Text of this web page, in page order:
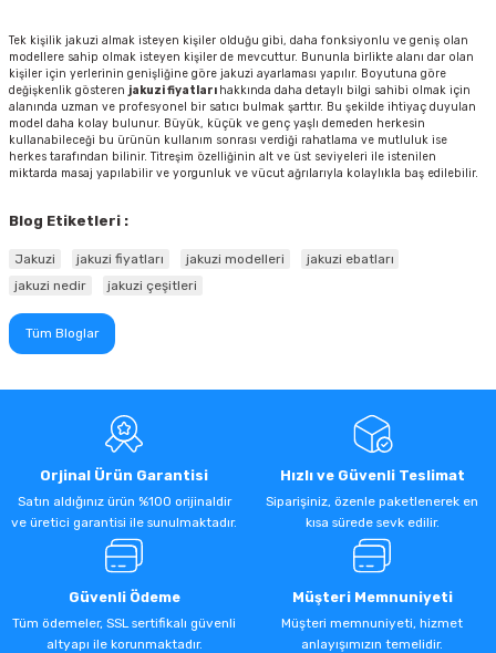
Tek kişilik jakuzi almak isteyen kişiler olduğu gibi, daha fonksiyonlu ve geniş olan
modellere sahip olmak isteyen kişiler de mevcuttur. Bununla birlikte alanı dar olan
kişiler için yerlerinin genişliğine göre jakuzi ayarlaması yapılır. Boyutuna göre
değişkenlik gösteren jakuzi fiyatları hakkında daha detaylı bilgi sahibi olmak için
alanında uzman ve profesyonel bir satıcı bulmak şarttır. Bu şekilde ihtiyaç duyulan
model daha kolay bulunur. Büyük, küçük ve genç yaşlı demeden herkesin
kullanabileceği bu ürünün kullanım sonrası verdiği rahatlama ve mutluluk ise
herkes tarafından bilinir. Titreşim özelliğinin alt ve üst seviyeleri ile istenilen
miktarda masaj yapılabilir ve yorgunluk ve vücut ağrılarıyla kolaylıkla baş edilebilir.
Blog Etiketleri :
Jakuzi jakuzi fiyatları jakuzi modelleri
jakuzi ebatları
jakuzi nedir
jakuzi çeşitleri
Tüm Bloglar
Orjinal Ürün Garantisi
Satın aldığınız ürün %100 orijinaldir
ve üretici garantisi ile sunulmaktadır.
Hızlı ve Güvenli Teslimat
Siparişiniz, özenle paketlenerek en
kısa sürede sevk edilir.
Güvenli Ödeme
Tüm ödemeler, SSL sertifikalı güvenli
altyapı ile korunmaktadır.
Müşteri Memnuniyeti
Müşteri memnuniyeti, hizmet
anlayışımızın temelidir.